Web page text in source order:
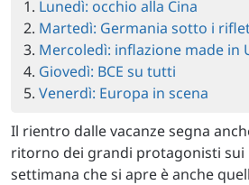
Lunedì: occhio alla Cina
Martedì: Germania sotto i
Mercoledì: inflazione made in
Giovedì: BCE su tutti
Venerdì: Europa in scena
Il rientro dalle vacanze segna
ritorno dei grandi protagonisti sui
settimana che si apre è anche